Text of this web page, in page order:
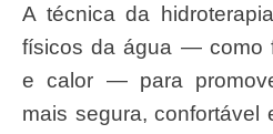
A técnica da hidroterapia utiliza os princípios
físicos da água — como
e calor — para
mais segura, confortável